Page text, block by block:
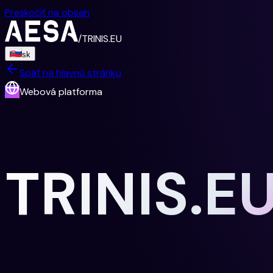
Preskočiť na obsah
/TRINIS.EU
sk
Späť na hlavnú stránku
Webová platforma